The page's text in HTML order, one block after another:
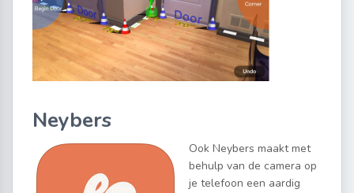
Neybers
Ook Neybers maakt met
behulp van de camera op
je telefoon een aardig